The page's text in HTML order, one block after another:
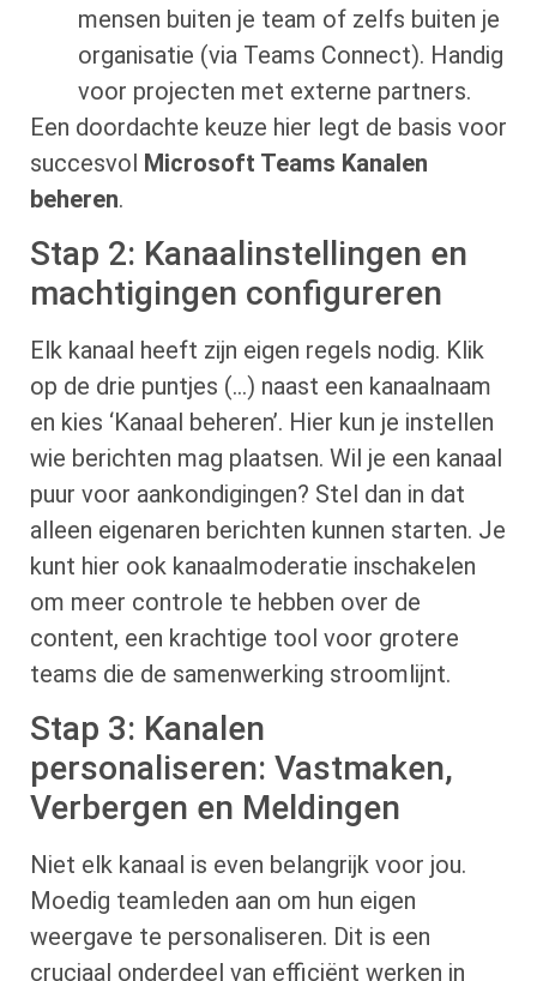
mensen buiten je team of zelfs buiten je
organisatie (via Teams Connect). Handig
voor projecten met externe partners.
Een doordachte keuze hier legt de basis voor
succesvol Microsoft Teams Kanalen
beheren.
Stap 2: Kanaalinstellingen en
machtigingen configureren
Elk kanaal heeft zijn eigen regels nodig. Klik
op de drie puntjes (…) naast een kanaalnaam
en kies ‘Kanaal beheren’. Hier kun je instellen
wie berichten mag plaatsen. Wil je een kanaal
puur voor aankondigingen? Stel dan in dat
alleen eigenaren berichten kunnen starten. Je
kunt hier ook kanaalmoderatie inschakelen
om meer controle te hebben over de
content, een krachtige tool voor grotere
teams die de samenwerking stroomlijnt.
Stap 3: Kanalen
personaliseren: Vastmaken,
Verbergen en Meldingen
Niet elk kanaal is even belangrijk voor jou.
Moedig teamleden aan om hun eigen
weergave te personaliseren. Dit is een
cruciaal onderdeel van efficiënt werken in